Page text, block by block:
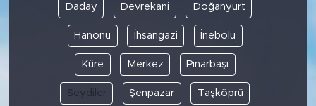
Daday Devrekani Doğanyurt
Hanönü İhsangazi İnebolu
Küre Merkez Pınarbaşı
Seydiler Şenpazar Taşköprü